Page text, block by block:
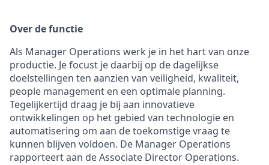
Over de functie
Als Manager Operations werk je in het hart van onze
productie. Je focust je daarbij op de dagelijkse
doelstellingen ten aanzien van veiligheid, kwaliteit,
people management en een optimale planning.
Tegelijkertijd draag je bij aan innovatieve
ontwikkelingen op het gebied van technologie en
automatisering om aan de toekomstige vraag te
kunnen blijven voldoen. De Manager Operations
rapporteert aan de Associate Director Operations.